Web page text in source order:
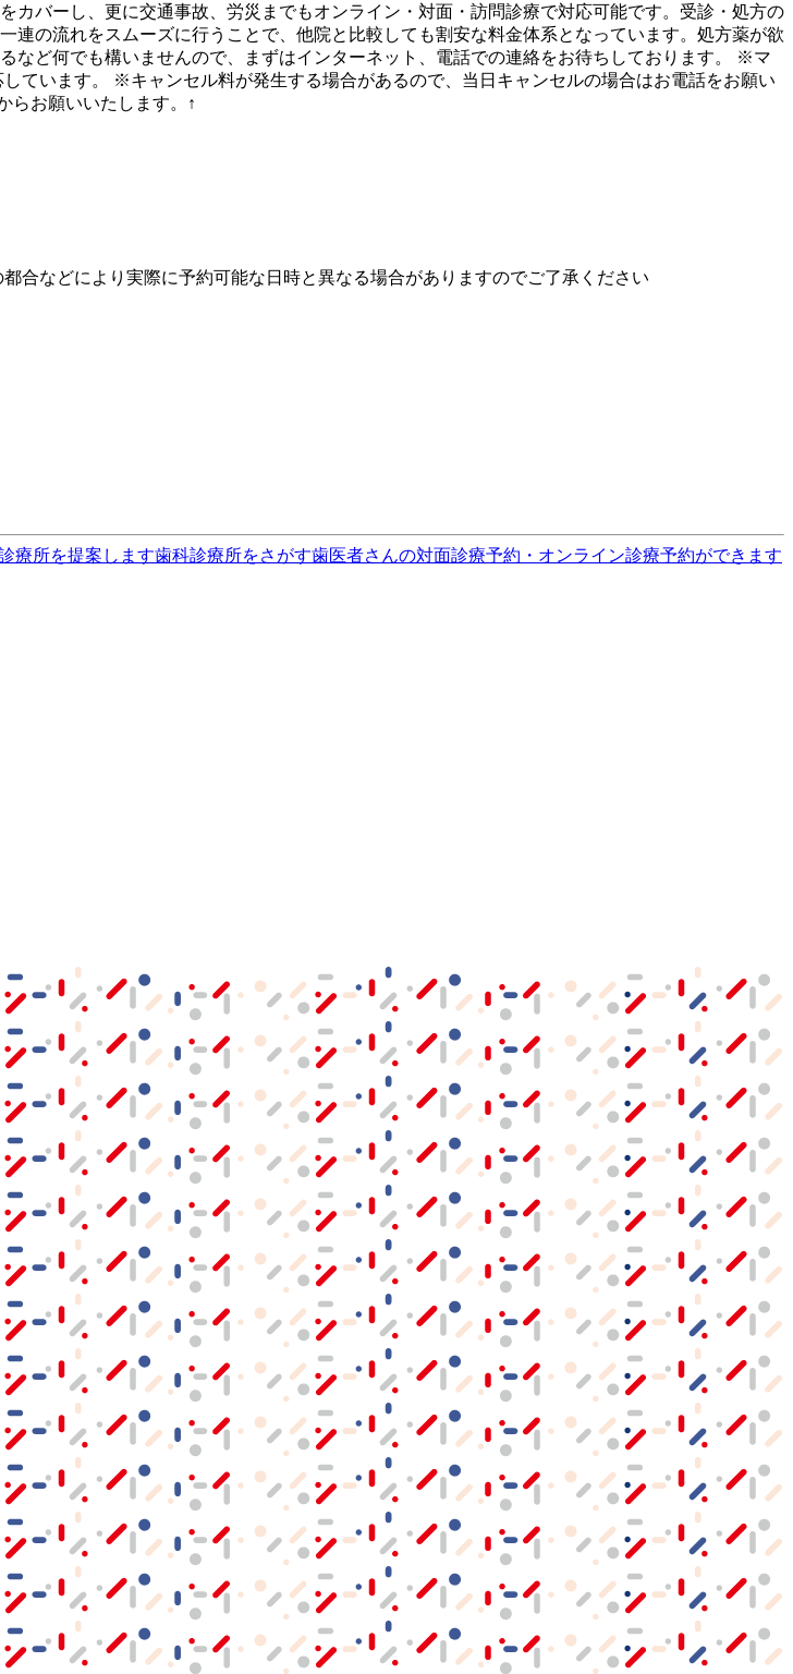
バーし、更に交通事故、労災までもオンライン・対面・訪問診療で対応可能です。受診・処方の
の流れをスムーズに行うことで、他院と比較しても割安な料金体系となっています。処方薬が欲
など何でも構いませんので、まずはインターネット、電話での連絡をお待ちしております。 ※マ
ています。 ※キャンセル料が発生する場合があるので、当日キャンセルの場合はお電話をお願い
らお願いいたします。↑
合などにより実際に予約可能な日時と異なる場合がありますのでご了承ください
療所を提案します歯科診療所をさがす歯医者さんの対面診療予約・オンライン診療予約ができます